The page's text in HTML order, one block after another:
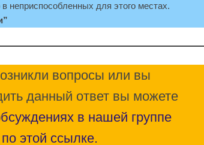
неприспособленных для этого местах.
вопросы или вы
данный ответ вы можете
в нашей группе
этой ссылке.